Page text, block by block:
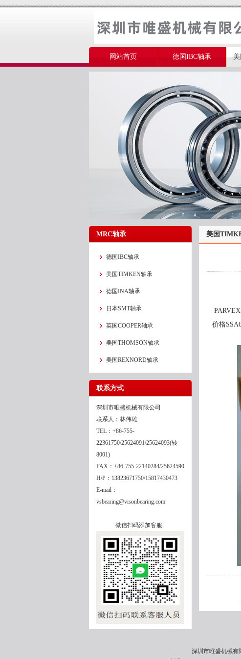
网站首页 德国IBC轴承
MRC轴承
德国IBC轴承
美国TIMKEN轴承
德国INA轴承
日本SMT轴承
英国COOPER轴承
美国THOMSON轴承
美国REXNORD轴承
联系方式
深圳市唯盛机械有限公司
联系人：林伟雄
TEL：+86-755-
22361750/25624091/25624093(转
8001)
FAX：+86-755-22140284/25624590
H/P：13823671750/15817430473
E-mail：
vsbearing@visonbearing.com
微信扫码添加客服
美国
价格
深圳市唯盛机械有